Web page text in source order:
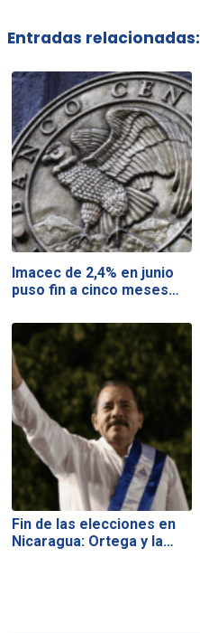
Entradas relacionadas:
Imacec de 2,4% en junio
puso fin a cinco meses…
Fin de las elecciones en
Nicaragua: Ortega y la…